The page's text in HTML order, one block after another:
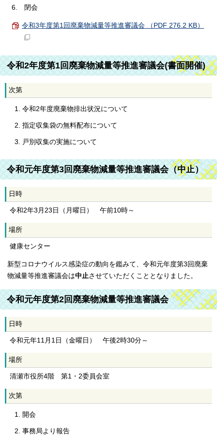
6. 閉会
令和3年度第1回廃棄物減量等推進審議会 （PDF 276.2 KB）
令和2年度第1回廃棄物減量等推進審議会(書面開催)
次第
令和2年度廃棄物排出状況について
指定収集袋の無料配布について
戸別収集の実施について
令和元年度第3回廃棄物減量等推進審議会（中止）
日時
令和2年3月23日（月曜日） 午前10時～
場所
健康センター
新型コロナウイルス感染症の動向を鑑みて、令和元年度第3回廃棄
物減量等推進審議会は中止させていただくこととなりました。
令和元年度第2回廃棄物減量等推進審議会
日時
令和元年11月1日（金曜日） 午後2時30分～
場所
清瀬市役所4階 第1・2委員会室
次第
開会
事務局より報告